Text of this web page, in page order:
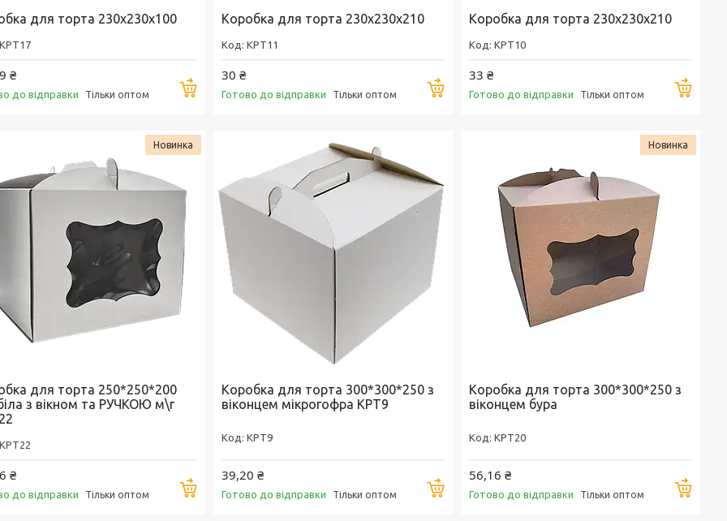
для торта 230х230х100
KPT17
₴
до відправки Тільки оптом Купити
Коробка для торта 230х230х210
KPT11
30 ₴
Готово до відправки Тільки оптом Купити
Коробка для торта 230х230х210
KPT10
33 ₴
Готово до відправки Тільки оптом
Новинка
для торта 250*250*200
з вікном та РУЧКОЮ м\г
KPT22
₴
до відправки Тільки оптом Купити
Коробка для торта 300*300*250 з
віконцем мікрогофра KPT9
KPT9
39,20 ₴
Готово до відправки Тільки оптом Купити
Новинка
Коробка для торта 300*300*250 з
віконцем бура
KPT20
56,16 ₴
Готово до відправки Тільки оптом